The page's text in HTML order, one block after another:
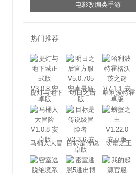
电影改编类手游
热门推荐
提灯与地下
城
明日之后
哈利波特霍
格沃茨之谜
马桶人大冒
目标是传说
级冒险者
螃蟹之王